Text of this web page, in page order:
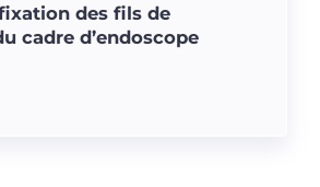
des fils de
cadre d’endoscope